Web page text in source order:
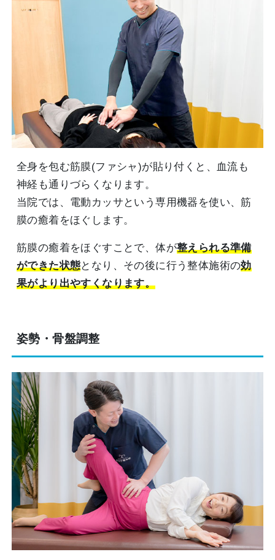
全身を包む筋膜(ファシャ)が貼り付くと、血流も
神経も通りづらくなります。
当院では、電動カッサという専用機器を使い、筋
膜の癒着をほぐします。
筋膜の癒着をほぐすことで、体が整えられる準備
ができた状態となり、その後に行う整体施術の効
果がより出やすくなります。
姿勢・骨盤調整